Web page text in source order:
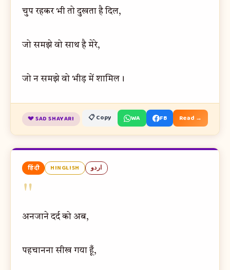
चुप रहकर भी तो दुखता है दिल,
जो समझे वो साथ है मेरे,
जो न समझे वो भीड़ में शामिल।
💔 SAD SHAYARI 📋 Copy WA FB Read →
हिंदी HINGLISH اردو
"
अनजाने दर्द को अब,
पहचानना सीख गया हूँ,